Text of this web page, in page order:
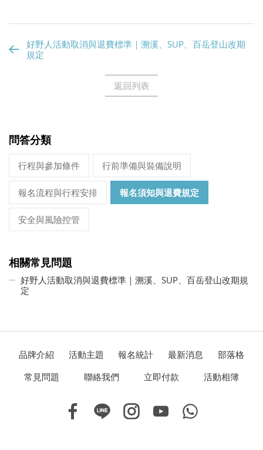
好野人活動取消與退費標準｜溯溪、SUP、百岳登山改期
規定
返回列表
問答分類
行程與參加條件 行前準備與裝備說明
報名流程與行程安排 報名須知與退費規定
安全與風險控管
相關常見問題
好野人活動取消與退費標準｜溯溪、SUP、百岳登山改期規
定
品牌介紹 活動主題 報名統計 最新消息
部落格
常見問題
聯絡我們 立即付款 活動相簿